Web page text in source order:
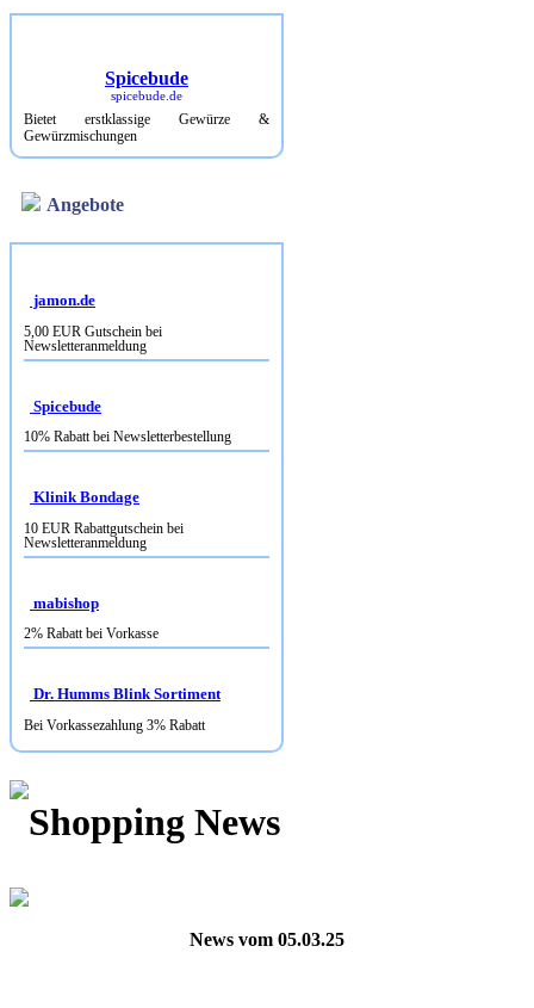
Spicebude
spicebude.de
Bietet erstklassige Gewürze &
Gewürzmischungen
Angebote
jamon.de
5,00 EUR Gutschein bei
Newsletteranmeldung
Spicebude
10% Rabatt bei Newsletterbestellung
Klinik Bondage
10 EUR Rabattgutschein bei
Newsletteranmeldung
mabishop
2% Rabatt bei Vorkasse
Dr. Humms Blink Sortiment
Bei Vorkassezahlung 3% Rabatt
Shopping News
News vom 05.03.25